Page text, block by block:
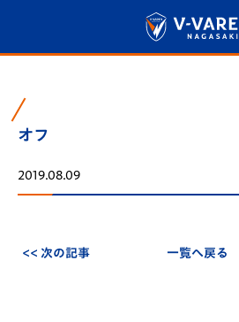
オフ
2019.08.09
<< 次の記事 一覧へ戻る